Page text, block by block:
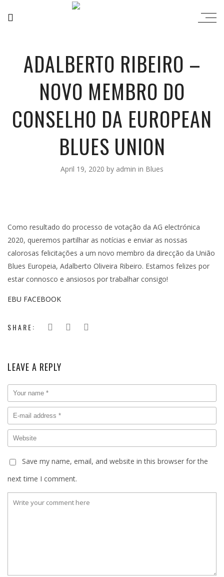
ADALBERTO RIBEIRO –
NOVO MEMBRO DO
CONSELHO DA EUROPEAN
BLUES UNION
April 19, 2020 by admin in Blues
Como resultado do processo de votação da AG electrónica
2020, queremos partilhar as notícias e enviar as nossas
calorosas felicitações a um novo membro da direcção da União
Blues Europeia, Adalberto Oliveira Ribeiro. Estamos felizes por
estar connosco e ansiosos por trabalhar consigo!
EBU FACEBOOK
SHARE:
LEAVE A REPLY
Save my name, email, and website in this browser for the
next time I comment.